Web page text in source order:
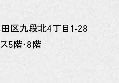
区九段北4丁目1-28
5階･8階